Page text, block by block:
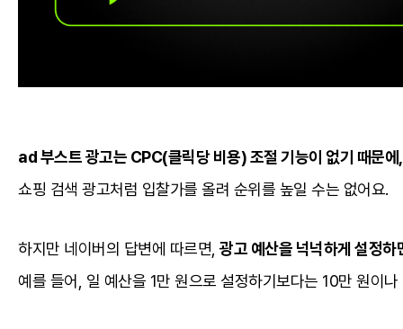
ad 부스트 광고는 CPC(클릭당 비용) 조절 기능이 없기 때문에,
쇼핑 검색 광고처럼 입찰가를 올려 순위를 높일 수는 없어요.
하지만 네이버의 답변에 따르면, 광고 예산을 넉넉하게 설정
예를 들어, 일 예산을 1만 원으로 설정하기보다는 10만 원이